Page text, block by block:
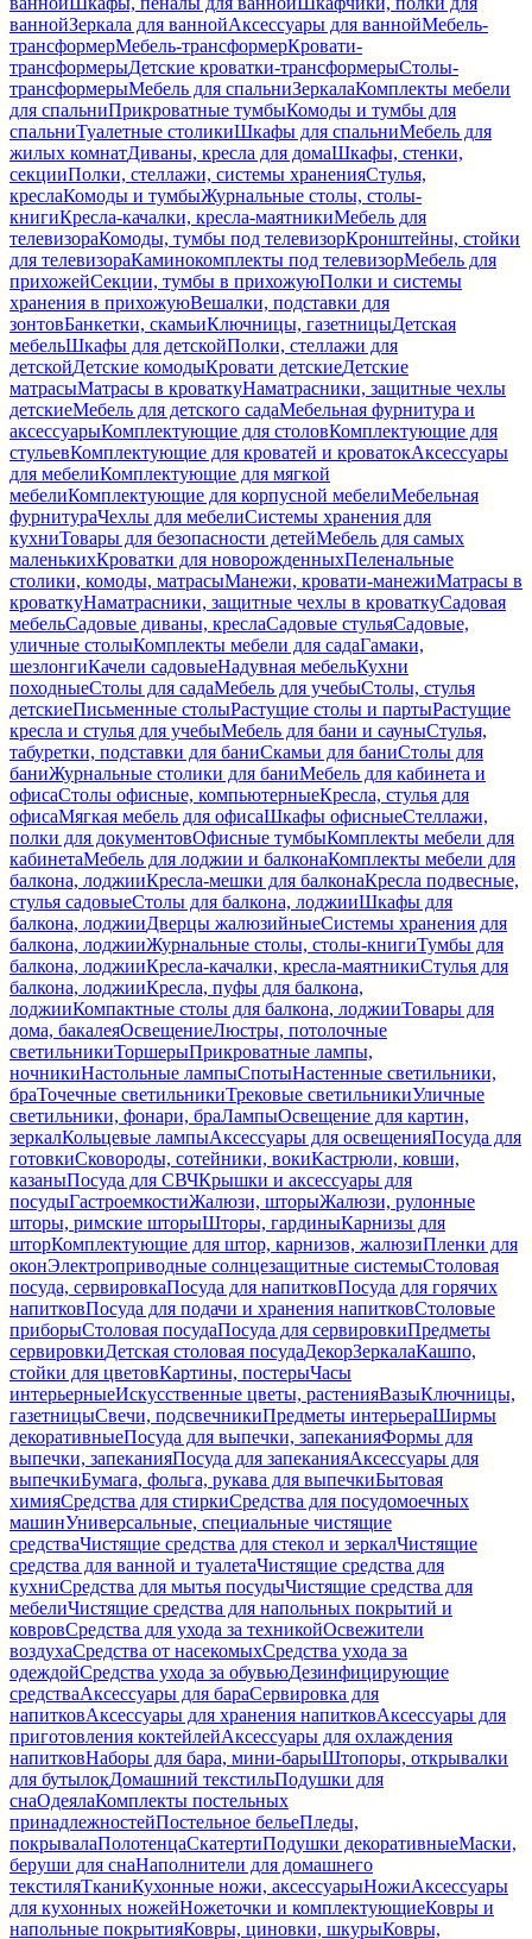
ваннойЗеркала для ваннойАксессуары для ваннойМебель-
трансформерМебель-трансформерКровати-
трансформерыДетские кроватки-трансформерыСтолы-
трансформерыМебель для спальниЗеркалаКомплекты мебели
для спальниПрикроватные тумбыКомоды и тумбы для
спальниТуалетные столикиШкафы для спальниМебель для
жилых комнатДиваны, кресла для домаШкафы, стенки,
секцииПолки, стеллажи, системы храненияСтулья,
креслаКомоды и тумбыЖурнальные столы, столы-
книгиКресла-качалки, кресла-маятникиМебель для
телевизораКомоды, тумбы под телевизорКронштейны, стойки
для телевизораКаминокомплекты под телевизорМебель для
прихожейСекции, тумбы в прихожуюПолки и системы
хранения в прихожуюВешалки, подставки для
зонтовБанкетки, скамьиКлючницы, газетницыДетская
мебельШкафы для детскойПолки, стеллажи для
детскойДетские комодыКровати детскиеДетские
матрасыМатрасы в кроваткуНаматрасники, защитные чехлы
детскиеМебель для детского садаМебельная фурнитура и
аксессуарыКомплектующие для столовКомплектующие для
стульевКомплектующие для кроватей и кроватокАксессуары
для мебелиКомплектующие для мягкой
мебелиКомплектующие для корпусной мебелиМебельная
фурнитураЧехлы для мебелиСистемы хранения для
кухниТовары для безопасности детейМебель для самых
маленькихКроватки для новорожденныхПеленальные
столики, комоды, матрасыМанежи, кровати-манежиМатрасы в
кроваткуНаматрасники, защитные чехлы в кроваткуСадовая
мебельСадовые диваны, креслаСадовые стульяСадовые,
уличные столыКомплекты мебели для садаГамаки,
шезлонгиКачели садовыеНадувная мебельКухни
походныеСтолы для садаМебель для учебыСтолы, стулья
детскиеПисьменные столыРастущие столы и партыРастущие
кресла и стулья для учебыМебель для бани и сауныСтулья,
табуретки, подставки для баниСкамьи для баниСтолы для
баниЖурнальные столики для баниМебель для кабинета и
офисаСтолы офисные, компьютерныеКресла, стулья для
офисаМягкая мебель для офисаШкафы офисныеСтеллажи,
полки для документовОфисные тумбыКомплекты мебели для
кабинетаМебель для лоджии и балконаКомплекты мебели для
балкона, лоджииКресла-мешки для балконаКресла подвесные,
стулья садовыеСтолы для балкона, лоджииШкафы для
балкона, лоджииДверцы жалюзийныеСистемы хранения для
балкона, лоджииЖурнальные столы, столы-книгиТумбы для
балкона, лоджииКресла-качалки, кресла-маятникиСтулья для
балкона, лоджииКресла, пуфы для балкона,
лоджииКомпактные столы для балкона, лоджииТовары для
дома, бакалеяОсвещениеЛюстры, потолочные
светильникиТоршерыПрикроватные лампы,
ночникиНастольные лампыСпотыНастенные светильники,
браТочечные светильникиТрековые светильникиУличные
светильники, фонари, браЛампыОсвещение для картин,
зеркалКольцевые лампыАксессуары для освещенияПосуда для
готовкиСковороды, сотейники, вокиКастрюли, ковши,
казаныПосуда для СВЧКрышки и аксессуары для
посудыГастроемкостиЖалюзи, шторыЖалюзи, рулонные
шторы, римские шторыШторы, гардиныКарнизы для
шторКомплектующие для штор, карнизов, жалюзиПленки для
оконЭлектроприводные солнцезащитные системыСтоловая
посуда, сервировкаПосуда для напитковПосуда для горячих
напитковПосуда для подачи и хранения напитковСтоловые
приборыСтоловая посудаПосуда для сервировкиПредметы
сервировкиДетская столовая посудаДекорЗеркалаКашпо,
стойки для цветовКартины, постерыЧасы
интерьерныеИскусственные цветы, растенияВазыКлючницы,
газетницыСвечи, подсвечникиПредметы интерьераШирмы
декоративныеПосуда для выпечки, запеканияФормы для
выпечки, запеканияПосуда для запеканияАксессуары для
выпечкиБумага, фольга, рукава для выпечкиБытовая
химияСредства для стиркиСредства для посудомоечных
машинУниверсальные, специальные чистящие
средстваЧистящие средства для стекол и зеркалЧистящие
средства для ванной и туалетаЧистящие средства для
кухниСредства для мытья посудыЧистящие средства для
мебелиЧистящие средства для напольных покрытий и
ковровСредства для ухода за техникойОсвежители
воздухаСредства от насекомыхСредства ухода за
одеждойСредства ухода за обувьюДезинфицирующие
средстваАксессуары для бараСервировка для
напитковАксессуары для хранения напитковАксессуары для
приготовления коктейлейАксессуары для охлаждения
напитковНаборы для бара, мини-барыШтопоры, открывалки
для бутылокДомашний текстильПодушки для
снаОдеялаКомплекты постельных
принадлежностейПостельное бельеПледы,
покрывалаПолотенцаСкатертиПодушки декоративныеМаски,
беруши для снаНаполнители для домашнего
текстиляТканиКухонные ножи, аксессуарыНожиАксессуары
для кухонных ножейНожеточки и комплектующиеКовры и
напольные покрытияКовры, циновки, шкурыКовры,